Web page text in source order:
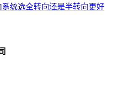
统选全转向还是半转向更好